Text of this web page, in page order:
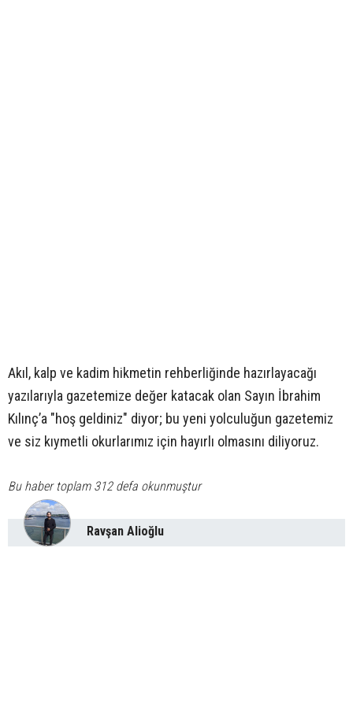
Akıl, kalp ve kadim hikmetin rehberliğinde hazırlayacağı
yazılarıyla gazetemize değer katacak olan Sayın İbrahim
Kılınç’a "hoş geldiniz" diyor; bu yeni yolculuğun gazetemiz
ve siz kıymetli okurlarımız için hayırlı olmasını diliyoruz.
Bu haber toplam 312 defa okunmuştur
Ravşan Alioğlu